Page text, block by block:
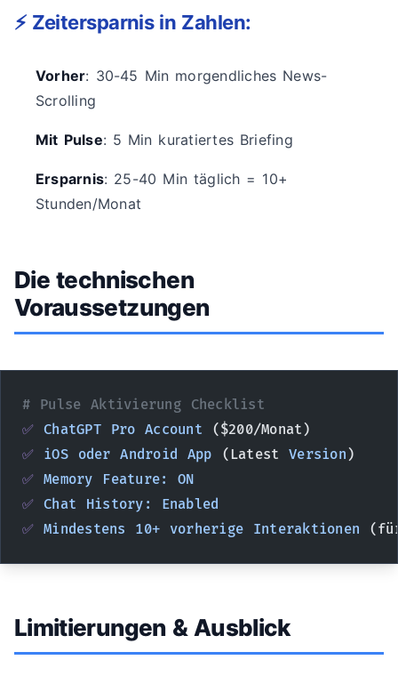
⚡ Zeitersparnis in Zahlen:
Vorher: 30-45 Min morgendliches News-
Scrolling
Mit Pulse: 5 Min kuratiertes Briefing
Ersparnis: 25-40 Min täglich = 10+
Stunden/Monat
Die technischen
Voraussetzungen
# Pulse Aktivierung Checklist
✅ ChatGPT Pro Account ($200/Monat)
✅ iOS oder Android App (Latest Version )
✅ Memory Feature:
ON
✅ Chat History:
Enabled
✅ Mindestens 10+ vorherige Interaktionen
Limitierungen & Ausblick